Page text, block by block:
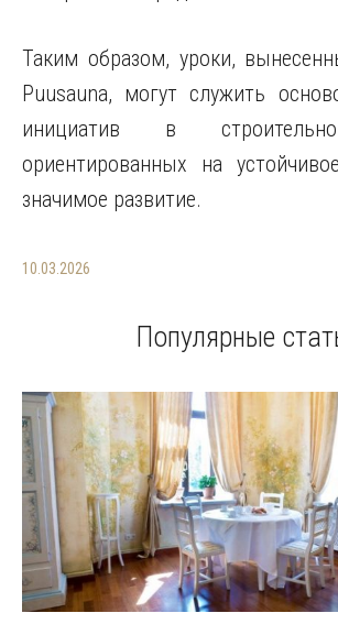
Таким образом, уроки,
Puusauna, могут служить
инициатив в
ориентированных на
значимое развитие.
10.03.2026
Популярные